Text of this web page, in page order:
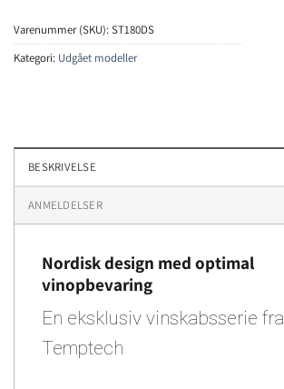
Varenummer (SKU):ST180DS
Kategori: Udgået modeller
BESKRIVELSE
ANMELDELSER
Nordisk design med optimal
vinopbevaring
En eksklusiv vinskabsserie fra
Temptech